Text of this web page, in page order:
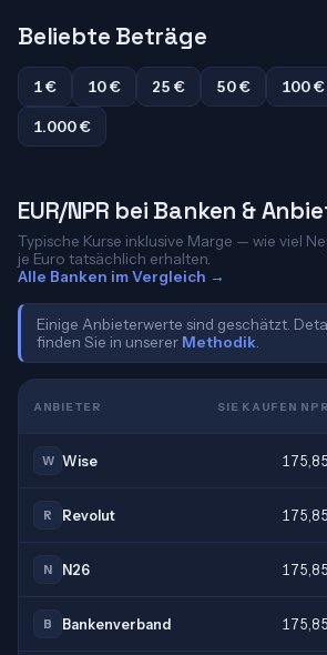
Beliebte Beträge
1 € 10 € 25 € 50 € 100 €
1.000 €
EUR/NPR bei Banken &
Typische Kurse inklusive Marge — wie viel
je Euro tatsächlich erhalten.
Alle Banken im Vergleich →
Einige Anbieterwerte sind geschätzt.
finden Sie in unserer Methodik
ANBIETER SIE KAUFEN NPR
W Wise 175,85
R Revolut 175,85
N N26 175,85
B Bankenverband 175,85